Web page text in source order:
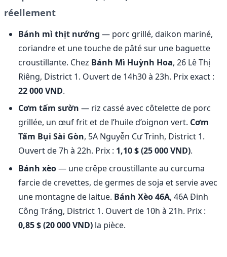
réellement
Bánh mì thịt nướng — porc grillé, daikon mariné,
coriandre et une touche de pâté sur une baguette
croustillante. Chez Bánh Mì Huỳnh Hoa, 26 Lê Thị
Riêng, District 1. Ouvert de 14h30 à 23h. Prix exact :
22 000 VND.
Cơm tấm sườn — riz cassé avec côtelette de porc
grillée, un œuf frit et de l’huile d’oignon vert. Cơm
Tấm Bụi Sài Gòn, 5A Nguyễn Cư Trinh, District 1.
Ouvert de 7h à 22h. Prix : 1,10 $ (25 000 VND).
Bánh xèo— une crêpe croustillante au curcuma
farcie de crevettes, de germes de soja et servie avec
une montagne de laitue. Bánh Xèo 46A, 46A Đinh
Công Tráng, District 1. Ouvert de 10h à 21h. Prix :
0,85 $ (20 000 VND) la pièce.